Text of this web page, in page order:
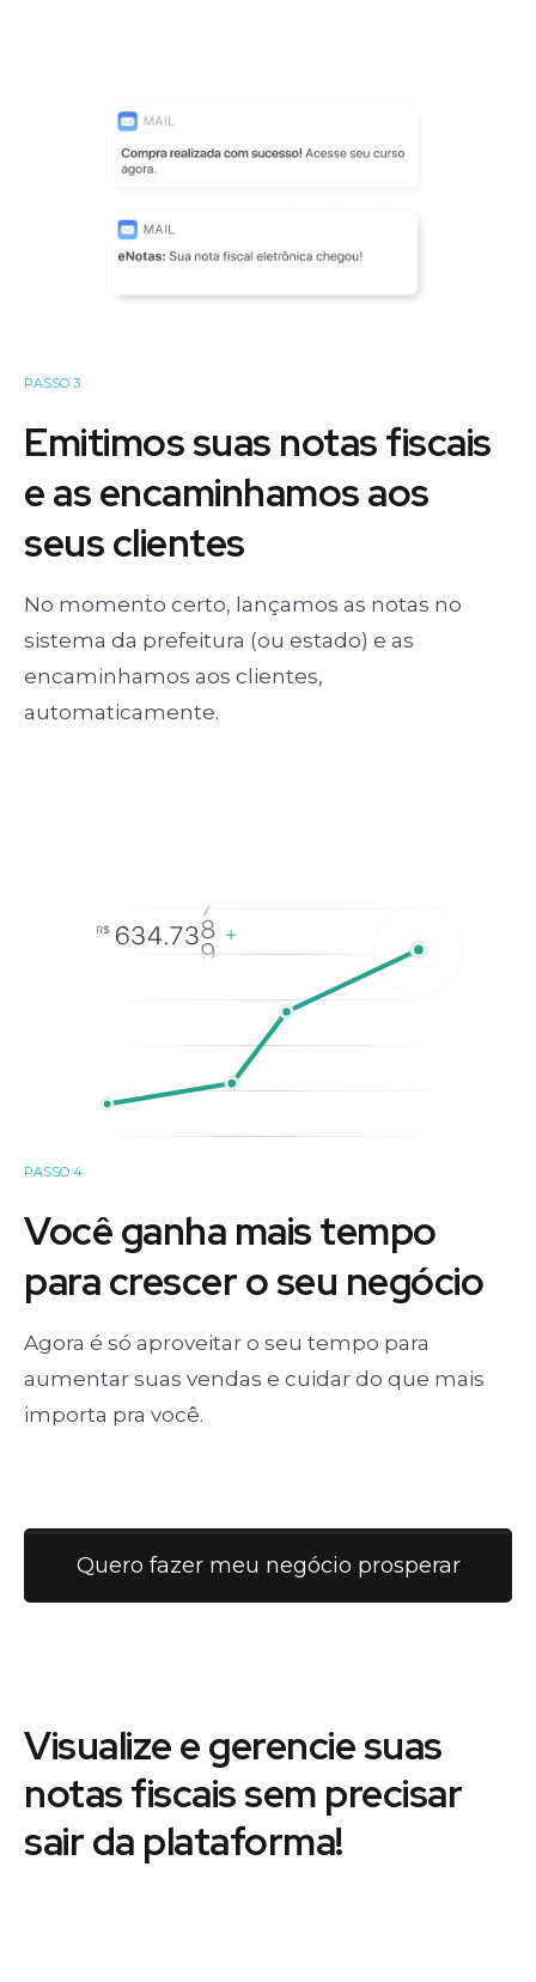
PASSO 3
Emitimos suas notas fiscais
e as encaminhamos aos
seus clientes
No momento certo, lançamos as notas no
sistema da prefeitura (ou estado) e as
encaminhamos aos clientes,
automaticamente.
PASSO 4
Você ganha mais tempo
para crescer o seu negócio
Agora é só aproveitar o seu tempo para
aumentar suas vendas e cuidar do que mais
importa pra você.
Quero fazer meu negócio prosperar
Visualize e gerencie suas
notas fiscais sem precisar
sair da plataforma!